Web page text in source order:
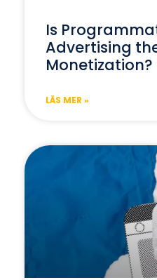
Is
Advertising
Monetization?
LÄS MER »